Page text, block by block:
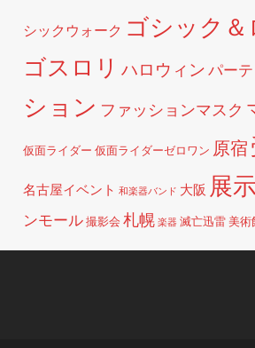
シックウォーク ゴシック＆
ゴスロリ ハロウィンパー
ション ファッションマスク
仮面ライダー 仮面ライダーゼロワン 原宿
名古屋イベント 和楽器バンド 大阪 展
ンモール撮影会 札幌 楽器 滅亡迅雷美術